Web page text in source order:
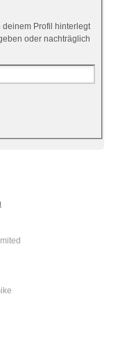
deinem Profil hinterlegt
oder nachträglich